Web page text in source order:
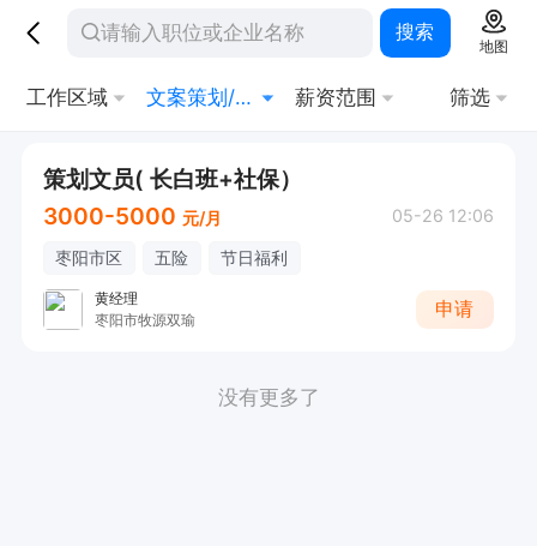
搜索
地图
工作区域 文案策划/资料编写 薪资范围 筛选
策划文员( 长白班+社保）
3000-5000 元/月 05-26 12:06
枣阳市区 五险 节日福利
黄经理
枣阳市牧源双瑜
申请
没有更多了